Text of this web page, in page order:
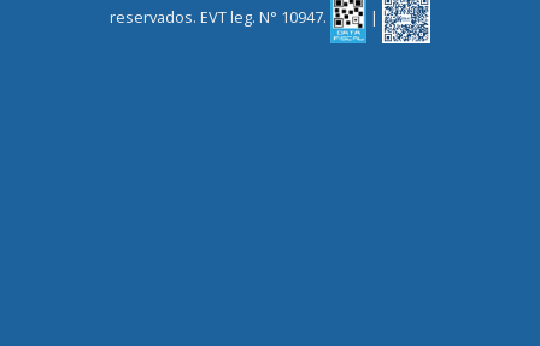
reservados. EVT leg. N° 10947. |